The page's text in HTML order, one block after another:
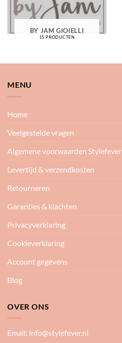
BY JAM GIOIELLI
15 PRODUCTEN
MENU
Home
Veelgestelde vragen
Algemene voorwaarden Stylefever
Levertijd & verzendkosten
Retourneren
Garanties & klachten
Privacyverklaring
Cookieverklaring
Account gegevens
Blog
OVER ONS
Email: info@stylefever.nl